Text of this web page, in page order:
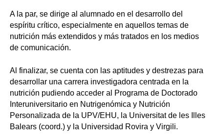
A la par, se dirige al alumnado en el desarrollo del
espíritu crítico, especialmente en aquellos temas de
nutrición más extendidos y más tratados en los medios
de comunicación.
Al finalizar, se cuenta con las aptitudes y destrezas para
desarrollar una carrera investigadora centrada en la
nutrición pudiendo acceder al Programa de Doctorado
Interuniversitario en Nutrigenómica y Nutrición
Personalizada de la UPV/EHU, la Universitat de les Illes
Balears (coord.) y la Universidad Rovira y Virgili.